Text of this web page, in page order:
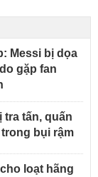
Messi bị dọa
gặp fan
tra tấn, quấn
bụi rậm
loạt hãng